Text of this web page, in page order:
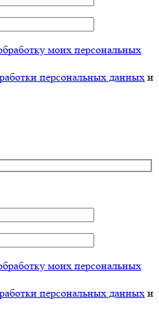
моих персональных
персональных данных и
моих персональных
персональных данных и